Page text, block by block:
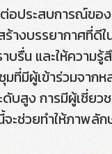
อประสบการณ์ของ
ร้างบรรยากาศที่ดีใ
บรื่น และให้ความ
มที่มีผู้เข้าร่วมจาก
บสูง การมีผู้เชี่ยว
จะช่วยทำให้ภาพ